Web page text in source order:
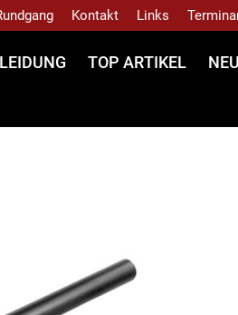
Kontakt Links
TOP ARTIKEL